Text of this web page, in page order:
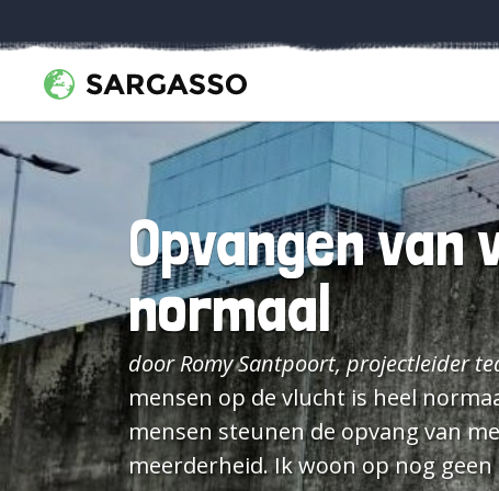
Opvangen
normaal
door Romy Santpoort, projectleider
mensen op de vlucht is heel
mensen steunen de opvang van
meerderheid. Ik woon op nog